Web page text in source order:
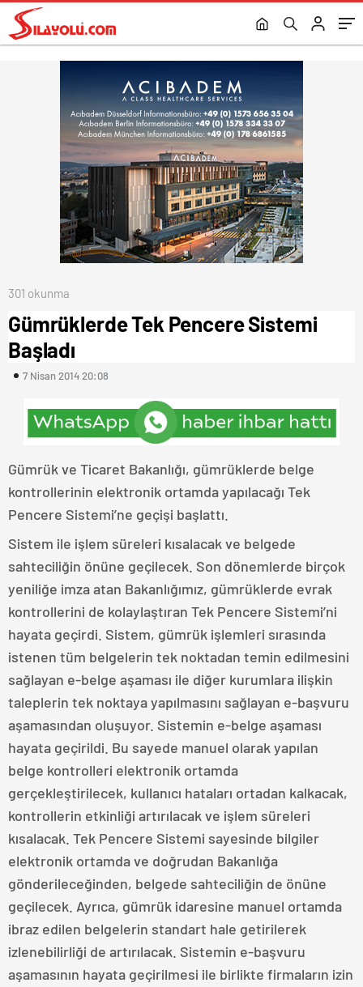
301 okunma
Gümrüklerde Tek Pencere Sistemi
Başladı
7 Nisan 2014 20:08
Gümrük ve Ticaret Bakanlığı, gümrüklerde belge
kontrollerinin elektronik ortamda yapılacağı Tek
Pencere Sistemi’ne geçişi başlattı.
Sistem ile işlem süreleri kısalacak ve belgede
sahteciliğin önüne geçilecek. Son dönemlerde birçok
yeniliğe imza atan Bakanlığımız, gümrüklerde evrak
kontrollerini de kolaylaştıran Tek Pencere Sistemi’ni
hayata geçirdi. Sistem, gümrük işlemleri sırasında
istenen tüm belgelerin tek noktadan temin edilmesini
sağlayan e-belge aşaması ile diğer kurumlara ilişkin
taleplerin tek noktaya yapılmasını sağlayan e-başvuru
aşamasından oluşuyor. Sistemin e-belge aşaması
hayata geçirildi. Bu sayede manuel olarak yapılan
belge kontrolleri elektronik ortamda
gerçekleştirilecek, kullanıcı hataları ortadan kalkacak,
kontrollerin etkinliği artırılacak ve işlem süreleri
kısalacak. Tek Pencere Sistemi sayesinde bilgiler
elektronik ortamda ve doğrudan Bakanlığa
gönderileceğinden, belgede sahteciliğin de önüne
geçilecek. Ayrıca, gümrük idaresine manuel ortamda
ibraz edilen belgelerin standart hale getirilerek
izlenebilirliği de artırılacak. Sistemin e-başvuru
aşamasının hayata geçirilmesi ile birlikte firmaların izin